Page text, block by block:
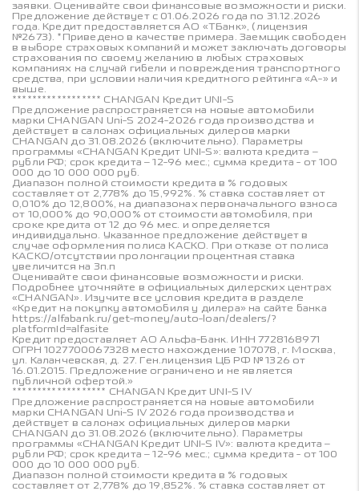
заявки. Оценивайте свои финансовые возможности и риски.
Предложение действует с 01.06.2026 года по 31.12.2026
года. Кредит предоставляется АО «ТБанк», (лицензия
№2673). *Приведено в качестве примера. Заемщик свободен
в выборе страховых компаний и может заключать договоры
страхования по своему желанию в любых страховых
компаниях на случай гибели и повреждения транспортного
средства, при условии наличия кредитного рейтинга «A-» и
выше.
****************** CHANGAN Кредит UNI-S
Предложение распространяется на новые автомобили
марки CHANGAN Uni-S 2024-2026 года производства и
действует в салонах официальных дилеров марки
CHANGAN до 31.08.2026 (включительно). Параметры
программы «CHANGAN Кредит UNI-S»: валюта кредита –
рубли РФ; срок кредита – 12-96 мес.; сумма кредита - от 100
000 до 10 000 000 руб.
Диапазон полной стоимости кредита в % годовых
составляет от 2,778% до 15,992%. % ставка составляет от
0,010% до 12,800%, на диапазонах первоначального взноса
от 10,000% до 90,000% от стоимости автомобиля, при
сроке кредита от 12 до 96 мес. и определяется
индивидуально. Указанное предложение действует в
случае оформления полиса КАСКО. При отказе от полиса
КАСКО/отсутствии пролонгации процентная ставка
увеличится на 3п.п
Оценивайте свои финансовые возможности и риски.
Подробнее уточняйте в официальных дилерских центрах
«CHANGAN». Изучите все условия кредита в разделе
«Кредит на покупку автомобиля у дилера» на сайте банка
https://alfabank.ru/get-money/auto-loan/dealers/?
platformId=alfasite
Кредит предоставляет АО Альфа-Банк. ИНН 7728168971
ОГРН 1027700067328 место нахождение 107078, г. Москва,
ул. Каланчевская, д. 27. Ген.лицензия ЦБ РФ № 1326 от
16.01.2015. Предложение ограничено и не является
публичной офертой.»
******************* CHANGAN Кредит UNI-S IV
Предложение распространяется на новые автомобили
марки CHANGAN Uni-S IV 2026 года производства и
действует в салонах официальных дилеров марки
CHANGAN до 31.08.2026 (включительно). Параметры
программы «CHANGAN Кредит UNI-S IV»: валюта кредита –
рубли РФ; срок кредита – 12-96 мес.; сумма кредита - от 100
000 до 10 000 000 руб.
Диапазон полной стоимости кредита в % годовых
составляет от 2,778% до 19,852%. % ставка составляет от